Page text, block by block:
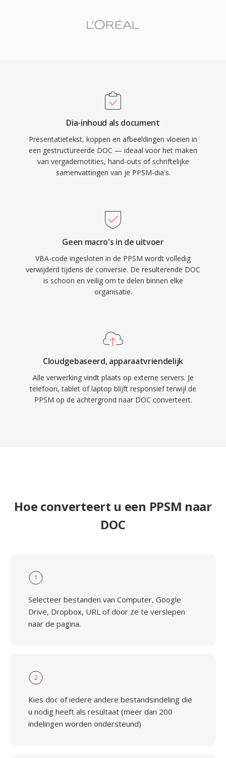
Dia-inhoud als document
Presentatietekst, koppen en afbeeldingen vloeien in
een gestructureerde DOC — ideaal voor het maken
van vergadernotities, hand-outs of schriftelijke
samenvattingen van je PPSM-dia's.
Geen macro's in de uitvoer
VBA-code ingesloten in de PPSM wordt volledig
verwijderd tijdens de conversie. De resulterende DOC
is schoon en veilig om te delen binnen elke
organisatie.
Cloudgebaseerd, apparaatvriendelijk
Alle verwerking vindt plaats op externe servers. Je
telefoon, tablet of laptop blijft responsief terwijl de
PPSM op de achtergrond naar DOC converteert.
Hoe converteert u een PPSM naar
DOC
1
Selecteer bestanden van Computer, Google
Drive, Dropbox, URL of door ze te verslepen
naar de pagina.
2
Kies doc of iedere andere bestandsindeling die
u nodig heeft als resultaat (meer dan 200
indelingen worden ondersteund)